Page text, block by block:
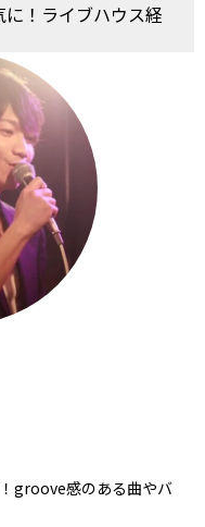
！ライブハウス経
groove感のある曲やバ